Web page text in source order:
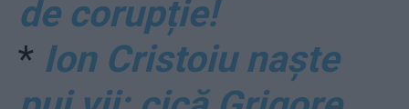
de corupție!
* Ion Cristoiu naște